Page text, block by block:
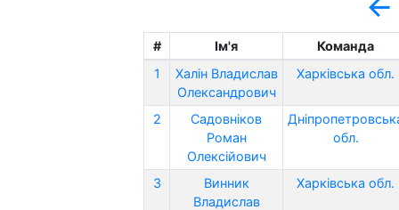
←
# Ім'я
Команда
1
Халін Владислав
Олександрович
Харківська обл.
2
Садовніков
Роман
Олексійович
обл.
3
Винник
Владислав
Харківська обл.